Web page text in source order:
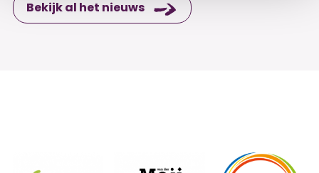
Bekijk al het nieuws